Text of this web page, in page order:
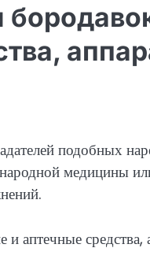
подобных
медицины